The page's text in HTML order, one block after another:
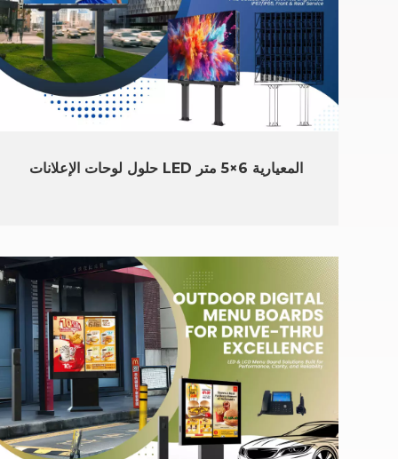
حلول لوحات الإعلانات LED المعيارية 6×5 متر